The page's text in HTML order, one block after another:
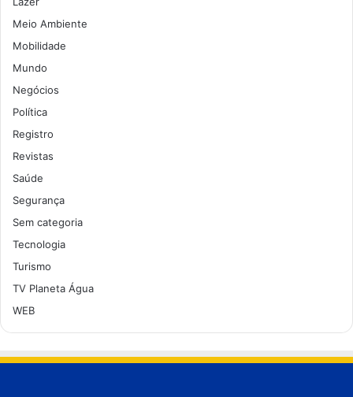
Meio Ambiente
Mobilidade
Mundo
Negócios
Política
Registro
Revistas
Saúde
Segurança
Sem categoria
Tecnologia
Turismo
TV Planeta Água
WEB